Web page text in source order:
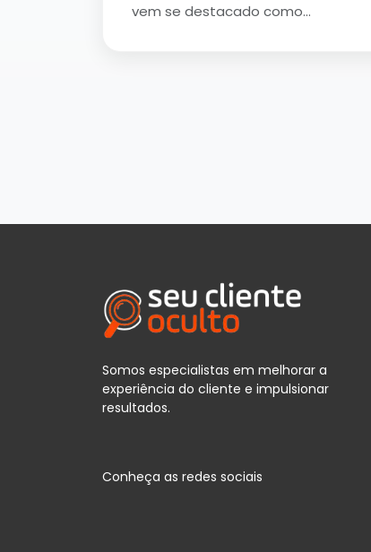
vem se destacado como…
Somos especialistas em melhorar a
experiência do cliente e impulsionar
resultados.
Conheça as redes sociais